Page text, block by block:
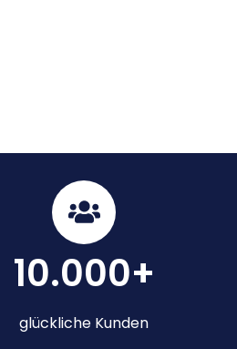
10.000+
glückliche Kunden